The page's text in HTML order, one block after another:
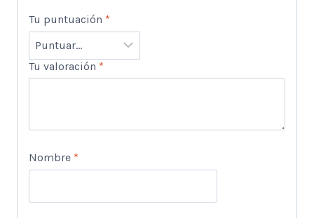
Tu puntuación *
Tu valoración *
Nombre *